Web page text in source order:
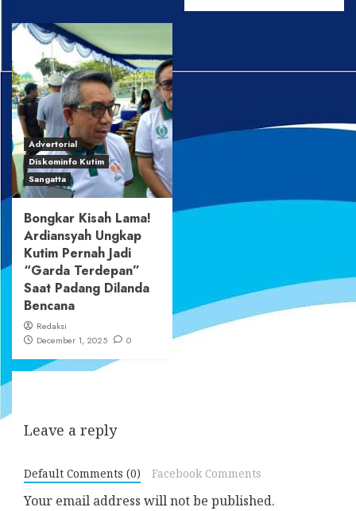
Advertorial
Diskominfo Kutim
Sangatta
Bongkar Kisah Lama!
Ardiansyah Ungkap
Kutim Pernah Jadi
“Garda Terdepan”
Saat Padang Dilanda
Bencana
Redaksi
December 1, 2025
0
Leave a reply
Default Comments (0) Facebook Comments
Your email address will not be published.